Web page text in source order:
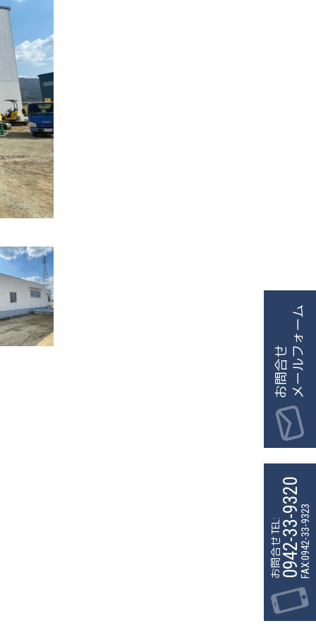
お問合せ TEL:0942-33-9320FAX:0942-33-9323
お問合せメールフォーム